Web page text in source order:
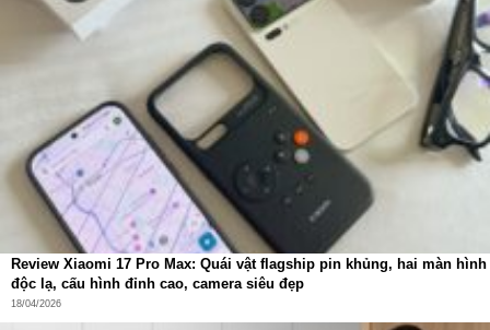
Review Xiaomi 17 Pro Max: Quái vật flagship pin khủng, hai màn hình
độc lạ, cấu hình đỉnh cao, camera siêu đẹp
18/04/2026